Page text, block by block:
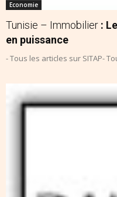
Economie
Tunisie – Immobilier :
en puissance
- Tous les articles sur SITAP-